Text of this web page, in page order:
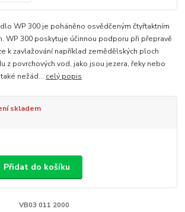
WP 300 je poháněno osvědčeným čtyřtaktním
WP 300 poskytuje účinnou podporu při přepravě
k zavlažování například zemědělských ploch
z povrchových vod, jako jsou jezera, řeky nebo
nežád... celý popis
skladem
Přidat do košíku
VB03 011 2000